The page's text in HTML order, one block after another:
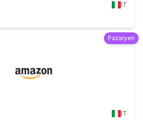
IT
Pazaryeri
IT